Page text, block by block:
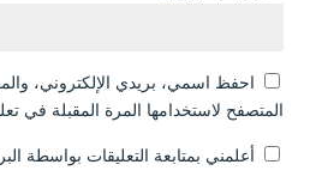
احفظ اسمي، بريدي الإلكتروني،
المتصفح لاستخدامها المرة المقبلة في
أعلمني بمتابعة التعليقات بواسطة